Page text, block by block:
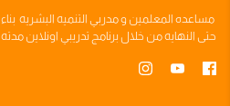
مساعده المعلمين ومدربي التنميه البشريه بناء
حتى النهايه من خلال برنامج تدريبي اونلاين مدته